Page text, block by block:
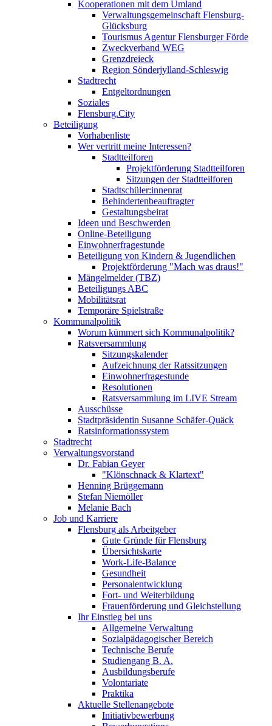
Kooperationen mit dem Umland
Verwaltungsgemeinschaft Flensburg-
Glücksburg
Tourismus Agentur Flensburger Förde
Zweckverband WEG
Grenzdreieck
Region Sönderjylland-Schleswig
Stadtrecht
Entgeltordnungen
Soziales
Flensburg.City
Beteiligung
Vorhabenliste
Wer vertritt meine Interessen?
Stadtteilforen
Projektförderung Stadtteilforen
Sitzungen der Stadtteilforen
Stadtschüler:innenrat
Behindertenbeauftragter
Gestaltungsbeirat
Ideen und Beschwerden
Online-Beteiligung
Einwohnerfragestunde
Beteiligung von Kindern & Jugendlichen
Projektförderung "Mach was draus!"
Mängelmelder (TBZ)
Beteiligungs ABC
Mobilitätsrat
Temporäre Spielstraße
Kommunalpolitik
Worum kümmert sich Kommunalpolitik?
Ratsversammlung
Sitzungskalender
Aufzeichnung der Ratssitzungen
Einwohnerfragestunde
Resolutionen
Ratsversammlung im LIVE Stream
Ausschüsse
Stadtpräsidentin Susanne Schäfer-Quäck
Ratsinformationssystem
Stadtrecht
Verwaltungsvorstand
Dr. Fabian Geyer
"Klönschnack & Klartext"
Henning Brüggemann
Stefan Niemöller
Melanie Bach
Job und Karriere
Flensburg als Arbeitgeber
Gute Gründe für Flensburg
Übersichtskarte
Work-Life-Balance
Gesundheit
Personalentwicklung
Fort- und Weiterbildung
Frauenförderung und Gleichstellung
Ihr Einstieg bei uns
Allgemeine Verwaltung
Sozialpädagogischer Bereich
Technische Berufe
Studiengang B. A.
Ausbildungsberufe
Volontariate
Praktika
Aktuelle Stellenangebote
Initiativbewerbung